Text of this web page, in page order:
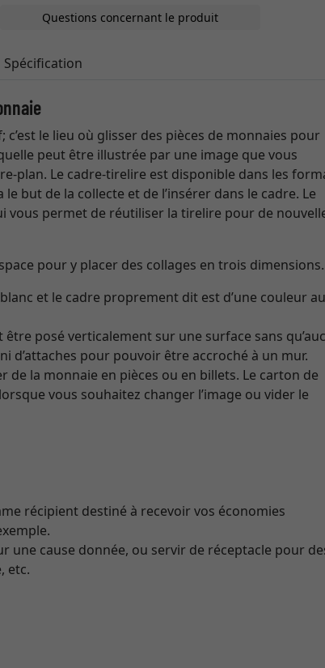
Questions concernant le produit
Spécification
le lieu où glisser des pièces de monnaies pour
peut être illustrée par une image que vous
plan. Le cadre-tirelire est disponible dans les
but de la collecte et de l’insérer dans le cadre. Le
vous permet de réutiliser la tirelire pour de
pour y placer des collages en trois dimensions.
et le cadre proprement dit est d’une couleur au
posé verticalement sur une surface sans
d’attaches pour pouvoir être accroché à un mur.
la monnaie en pièces ou en billets. Le carton de
vous souhaitez changer l’image ou vider le
récipient destiné à recevoir vos économies
une cause donnée, ou servir de réceptacle pour
etc.